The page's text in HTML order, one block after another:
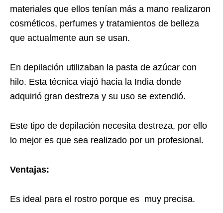
materiales que ellos tenían más a mano realizaron
cosméticos, perfumes y tratamientos de belleza
que actualmente aun se usan.
En depilación utilizaban la pasta de azúcar con
hilo. Esta técnica viajó hacia la India donde
adquirió gran destreza y su uso se extendió.
Este tipo de depilación necesita destreza, por ello
lo mejor es que sea realizado por un profesional.
Ventajas:
Es ideal para el rostro porque es muy precisa.